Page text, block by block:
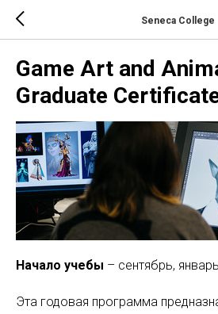
Seneca College
Game Art and
Graduate
Начало учебы – сентябрь, январь
Эта годовая программа